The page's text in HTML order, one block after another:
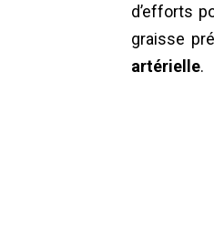
d’efforts
graisse
artérielle.